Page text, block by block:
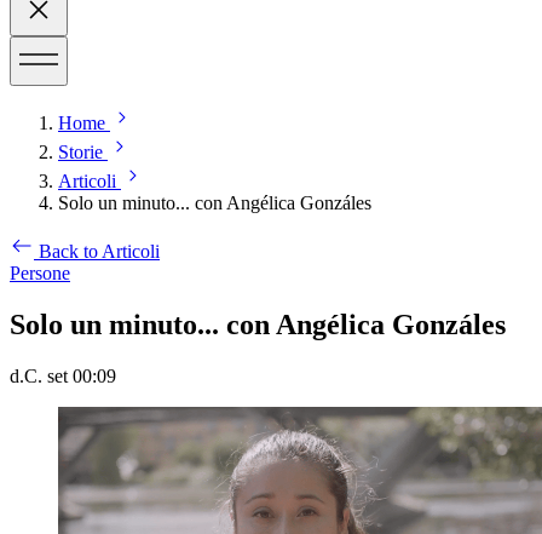
Home
Storie
Articoli
Solo un minuto... con Angélica Gonzáles
Back to Articoli
Persone
Solo un minuto... con Angélica Gonzáles
d.C. set 00:09